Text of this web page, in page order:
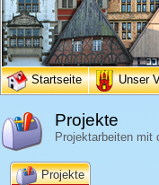
Startseite Unser
Projekte
Projektarbeiten mit
Projekte